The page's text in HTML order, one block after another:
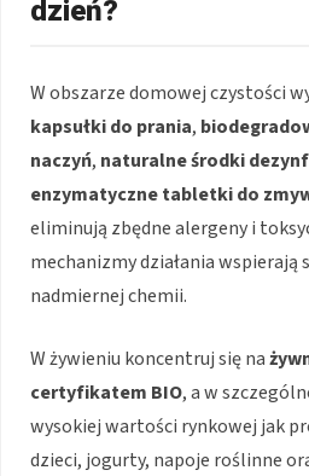
dzień?
W obszarze domowej czystości
kapsułki do prania,
naczyń, naturalne środki
enzymatyczne tabletki do
eliminują zbędne alergeny i
mechanizmy działania wspierają
nadmiernej chemii.
W żywieniu koncentruj się na
certyfikatem BIO, a w
wysokiej wartości rynkowej jak
dzieci, jogurty, napoje roślinne